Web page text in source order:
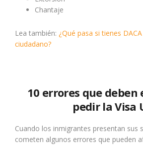
Chantaje
Lea también: ¿Qué pasa si tienes
ciudadano?
10 errores que deben
pedir la Visa
Cuando los inmigrantes presentan sus
cometen algunos errores que pueden